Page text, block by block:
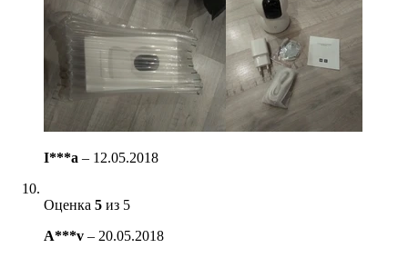
I***a – 12.05.2018
Оценка 5 из 5
A***v – 20.05.2018